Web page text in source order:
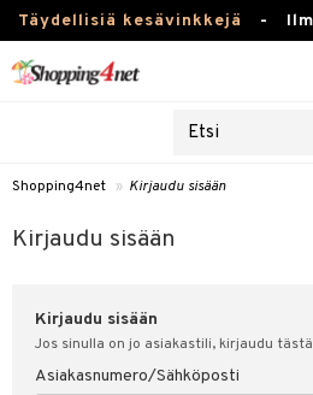
Täydellisiä kesävinkkejä -
Piilolinssit
Luontaistuotteet
Fitness
Koti & Sisustus
Shopping4net » Kirjaudu sisään
Kirjaudu sisään
Kirjaudu sisään
Jos sinulla on jo asiakastili, kirjaudu
Asiakasnumero/Sähköposti
sisään
& vastauksia